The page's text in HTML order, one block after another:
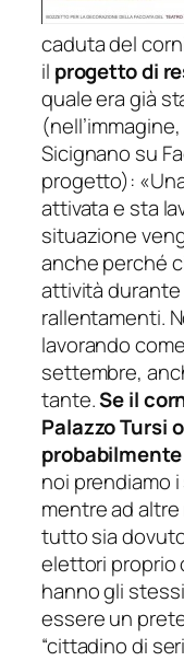
caduta del
il progetto di
quale era già
Sicignano su
progetto): «
attivata e sta
situazione
anche perché
attività durante
rallentamenti.
lavorando
settembre,
tante.Se il
Palazzo Tursi
noi prendiamo
mentre ad
tutto sia
elettori proprio
hanno gli
essere un
“cittadino di